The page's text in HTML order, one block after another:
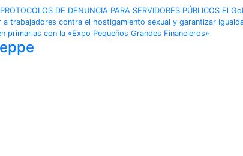
DE DENUNCIA PARA SERVIDORES PÚBLICOS El
trabajadores contra el hostigamiento sexual y garantizar
primarias con la «Expo Pequeños Grandes Financieros»